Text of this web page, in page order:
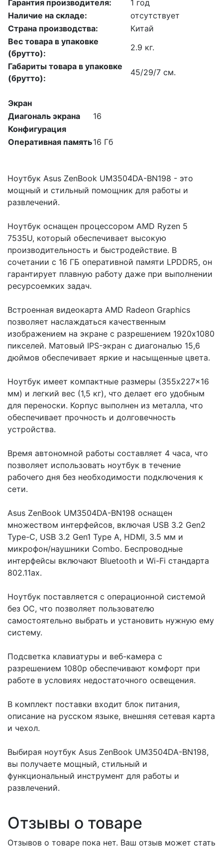
Ноутбук Asus ZenBook UM3504DA-BN198 - это
мощный и стильный помощник для работы и
развлечений.
Ноутбук оснащен процессором AMD Ryzen 5
7535U, который обеспечивает высокую
производительность и быстродействие. В
сочетании с 16 ГБ оперативной памяти LPDDR5, он
гарантирует плавную работу даже при выполнении
ресурсоемких задач.
Встроенная видеокарта AMD Radeon Graphics
позволяет наслаждаться качественным
изображением на экране с разрешением 1920x1080
пикселей. Матовый IPS-экран с диагональю 15,6
дюймов обеспечивает яркие и насыщенные цвета.
Ноутбук имеет компактные размеры (355x227x16
мм) и легкий вес (1,5 кг), что делает его удобным
для переноски. Корпус выполнен из металла, что
обеспечивает прочность и долговечность
устройства.
Время автономной работы составляет 4 часа, что
позволяет использовать ноутбук в течение
рабочего дня без необходимости подключения к
сети.
Asus ZenBook UM3504DA-BN198 оснащен
множеством интерфейсов, включая USB 3.2 Gen2
Type-C, USB 3.2 Gen1 Type A, HDMI, 3.5 мм и
микрофон/наушники Combo. Беспроводные
интерфейсы включают Bluetooth и Wi-Fi стандарта
802.11ax.
Ноутбук поставляется с операционной системой
без ОС, что позволяет пользователю
самостоятельно выбрать и установить нужную ему
систему.
Подсветка клавиатуры и веб-камера с
разрешением 1080p обеспечивают комфорт при
работе в условиях недостаточного освещения.
В комплект поставки входит блок питания,
описание на русском языке, внешняя сетевая карта
и чехол.
Выбирая ноутбук Asus ZenBook UM3504DA-BN198,
вы получаете мощный, стильный и
функциональный инструмент для работы и
развлечений.
Гарантия производителя:
1 год
Наличие на складе:
отсутствует
Страна производства:
Китай
Вес товара в упаковке
(брутто):
2.9 кг.
Габариты товара в упаковке
(брутто):
45/29/7 см.
Экран
Диагональ экрана
16
Конфигурация
Оперативная память16 Гб
Отзывы о товаре
Отзывов о товаре пока нет. Ваш отзыв может стать